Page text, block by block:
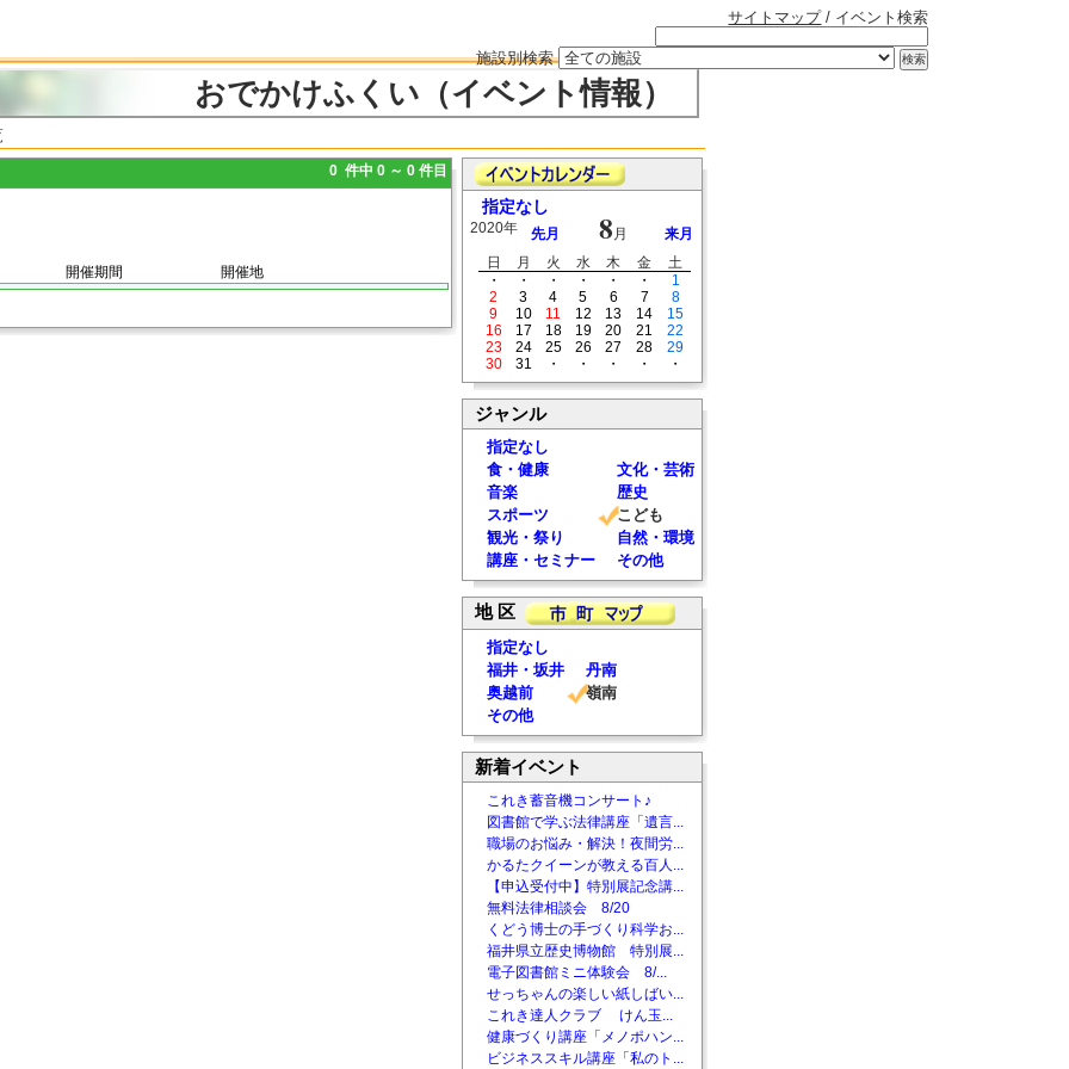
サイトマップ/ イベント検索
施設別検索
おでかけふくい（イベント情報）
0 件中 0 ～ 0 件目
開催期間 開催地
指定なし
2020年 先月 8 月
来月
日
月 火 水 木 金
土
・
・ ・ ・ ・ ・
1
2
3 4 5 6 7
8
9
10 11 12 13 14
15
16
17 18 19 20 21
22
23
24 25 26 27 28
29
30
31 ・ ・ ・ ・ ・
ジャンル
指定なし
食・健康
文化・芸術
音楽
歴史
スポーツ
こども
観光・祭り
自然・環境
講座・セミナー
その他
地 区
指定なし
福井・坂井
丹南
奥越前
嶺南
その他
新着イベント
これき蓄音機コンサート♪
図書館で学ぶ法律講座「遺言...
職場のお悩み・解決！夜間労...
かるたクイーンが教える百人...
【申込受付中】特別展記念講...
無料法律相談会 8/20
くどう博士の手づくり科学お...
福井県立歴史博物館 特別展...
電子図書館ミニ体験会 8/...
せっちゃんの楽しい紙しばい...
これき達人クラブ けん玉...
健康づくり講座「メノポハン...
ビジネススキル講座「私のト...